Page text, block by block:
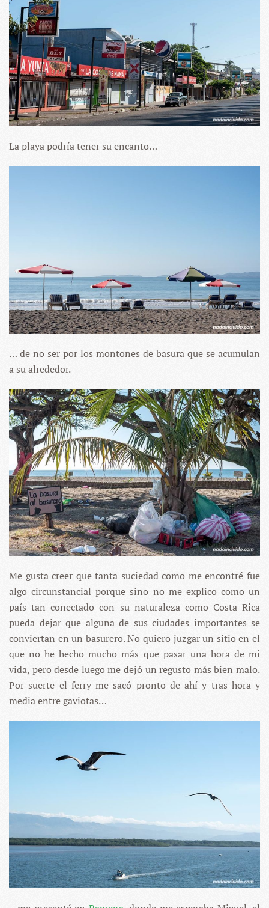
La playa podría tener su encanto…
… de no ser por los montones de basura que se acumulan
a su alrededor.
Me gusta creer que tanta suciedad como me encontré fue
algo circunstancial porque sino no me explico como un
país tan conectado con su naturaleza como Costa Rica
pueda dejar que alguna de sus ciudades importantes se
conviertan en un basurero. No quiero juzgar un sitio en el
que no he hecho mucho más que pasar una hora de mi
vida, pero desde luego me dejó un regusto más bien malo.
Por suerte el ferry me sacó pronto de ahí y tras hora y
media entre gaviotas…